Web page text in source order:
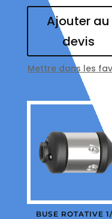
Ajouter au
devis
Mettre dans les
BUSE ROTATIVE